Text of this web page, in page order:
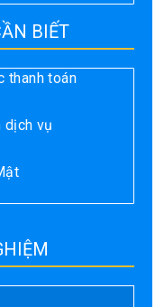
BIẾT
thanh toán
dịch vụ